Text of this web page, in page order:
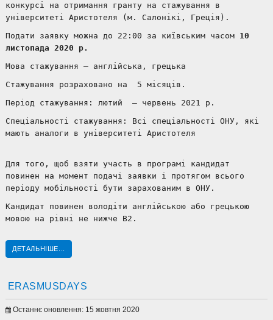
конкурсі на отримання гранту на стажування в
університеті Аристотеля (м. Салонікі, Греція).
Подати заявку можна до 22:00 за київським часом 10
листопада 2020 р.
Мова стажування – англійська, грецька
Стажування розраховано на 5 місяців.
Період стажування: лютий – червень 2021 р.
Спеціальності стажування: Всі спеціальності ОНУ, які
мають аналоги в університеті Аристотеля
Для того, щоб взяти участь в програмі кандидат
повинен на момент подачі заявки і протягом всього
періоду мобільності бути зарахованим в ОНУ.
Кандидат повинен володіти англійською або грецькою
мовою на рівні не нижче В2.
ДЕТАЛЬНІШЕ...
ERASMUSDAYS
Останнє оновлення: 15 жовтня 2020